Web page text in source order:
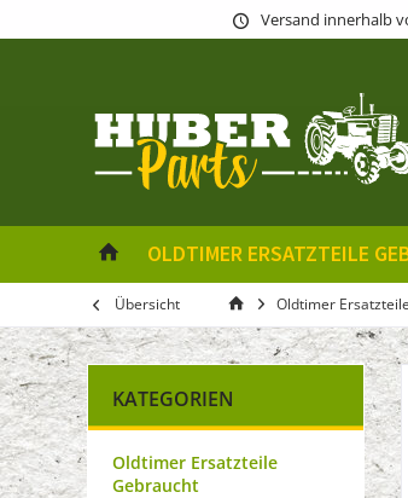
Versand innerhalb
OLDTIMER ERSATZTEILE
Übersicht Oldtimer
KATEGORIEN
Oldtimer Ersatzteile
Gebraucht